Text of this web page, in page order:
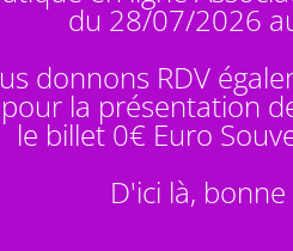
du 28/07/2026
donnons RDV
pour la présentation
le billet 0€ Euro
D'ici là,